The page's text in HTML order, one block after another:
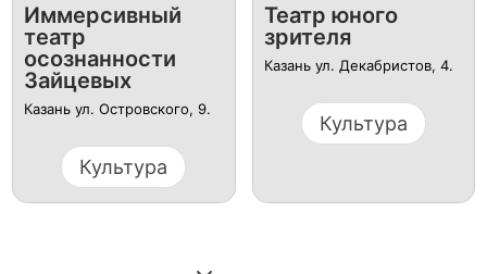
Иммерсивный
театр
осознанности
Зайцевых
Казань ул. Островского, 9.
Культура
Театр юного
зрителя
Казань ул. Декабристов, 4.
Культура